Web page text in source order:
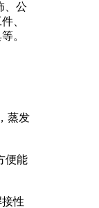
、公
、
。
蒸发
便能
性